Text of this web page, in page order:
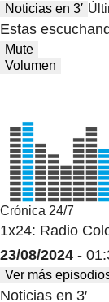
Noticias en 3′
Estas
Mute
Volumen
Crónica 24/7
1x24: Radio
23/08/2024 -
Ver más
Noticias en 3′